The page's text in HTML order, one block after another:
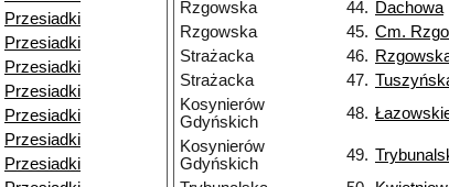
Przesiadki
Przesiadki
Przesiadki
Przesiadki
Przesiadki
Przesiadki
Przesiadki
Rzgowska
44. Dachowa
Rzgowska
45. Cm.
Strażacka
46.
Strażacka
47.
Kosynierów
Gdyńskich
48.
Kosynierów
Gdyńskich
49.